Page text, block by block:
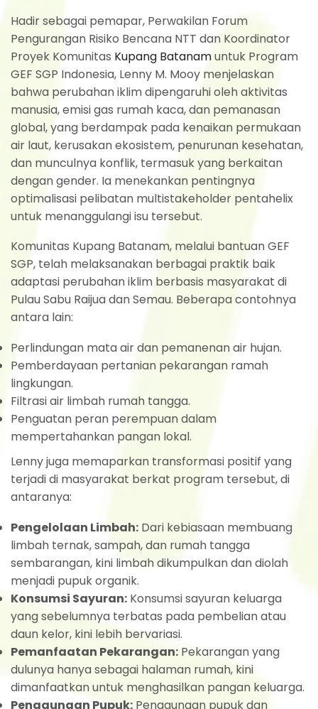
Hadir sebagai pemapar, Perwakilan Forum
Pengurangan Risiko Bencana NTT dan Koordinator
Proyek Komunitas Kupang Batanamuntuk Program
GEF SGP Indonesia, Lenny M. Mooy menjelaskan
bahwa perubahan iklim dipengaruhi oleh aktivitas
manusia, emisi gas rumah kaca, dan pemanasan
global, yang berdampak pada kenaikan permukaan
air laut, kerusakan ekosistem, penurunan kesehatan,
dan munculnya konflik, termasuk yang berkaitan
dengan gender. Ia menekankan pentingnya
optimalisasi pelibatan multistakeholder pentahelix
untuk menanggulangi isu tersebut.
Komunitas Kupang Batanam, melalui bantuan GEF
SGP, telah melaksanakan berbagai praktik baik
adaptasi perubahan iklim berbasis masyarakat di
Pulau Sabu Raijua dan Semau. Beberapa contohnya
antara lain:
Perlindungan mata air dan pemanenan air hujan.
Pemberdayaan pertanian pekarangan ramah
lingkungan.
Filtrasi air limbah rumah tangga.
Penguatan peran perempuan dalam
mempertahankan pangan lokal.
Lenny juga memaparkan transformasi positif yang
terjadi di masyarakat berkat program tersebut, di
antaranya:
Pengelolaan Limbah: Dari kebiasaan membuang
limbah ternak, sampah, dan rumah tangga
sembarangan, kini limbah dikumpulkan dan diolah
menjadi pupuk organik.
Konsumsi Sayuran: Konsumsi sayuran keluarga
yang sebelumnya terbatas pada pembelian atau
daun kelor, kini lebih bervariasi.
Pemanfaatan Pekarangan: Pekarangan yang
dulunya hanya sebagai halaman rumah, kini
dimanfaatkan untuk menghasilkan pangan keluarga.
Penggunaan Pupuk: Penggunaan pupuk dan